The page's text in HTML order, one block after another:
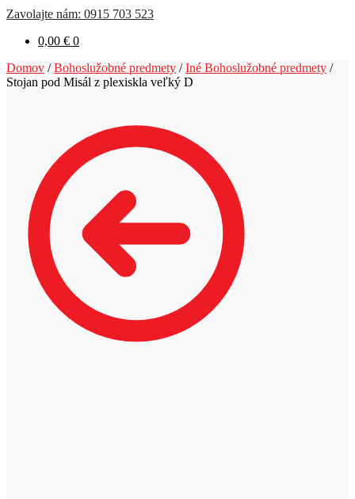
Zavolajte nám: 0915 703 523
0,00 € 0
Domov /Bohoslužobné predmety /Iné Bohoslužobné predmety /
Stojan pod Misál z plexiskla veľký D